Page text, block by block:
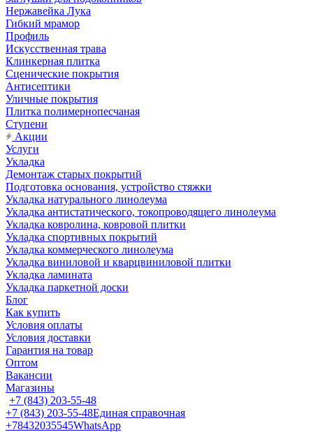
Нержавейка Лука
Гибкий мрамор
Профиль
Искусственная трава
Клинкерная плитка
Сценические покрытия
Антисептики
Уличные покрытия
Плитка полимернопесчаная
Ступени
Акции
Услуги
Укладка
Демонтаж старых покрытий
Подготовка основания, устройство стяжки
Укладка натурального линолеума
Укладка антистатического, токопроводящего линолеума
Укладка ковролина, ковровой плитки
Укладка спортивных покрытий
Укладка коммерческого линолеума
Укладка виниловой и кварцвиниловой плитки
Укладка ламината
Укладка паркетной доски
Блог
Как купить
Условия оплаты
Условия доставки
Гарантия на товар
Оптом
Вакансии
Магазины
+7 (843) 203-55-48
+7 (843) 203-55-48Единая справочная
+78432035545WhatsApp